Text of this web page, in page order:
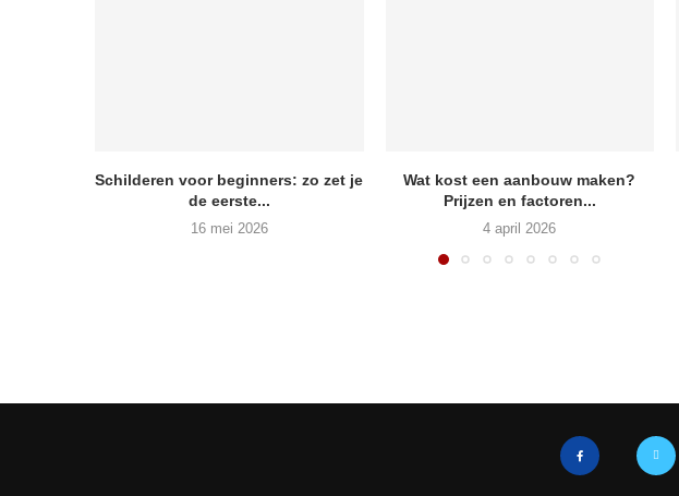
Schilderen voor beginners: zo zet je
de eerste...
16 mei 2026
Wat kost een aanbouw maken?
Prijzen en factoren...
4 april 2026